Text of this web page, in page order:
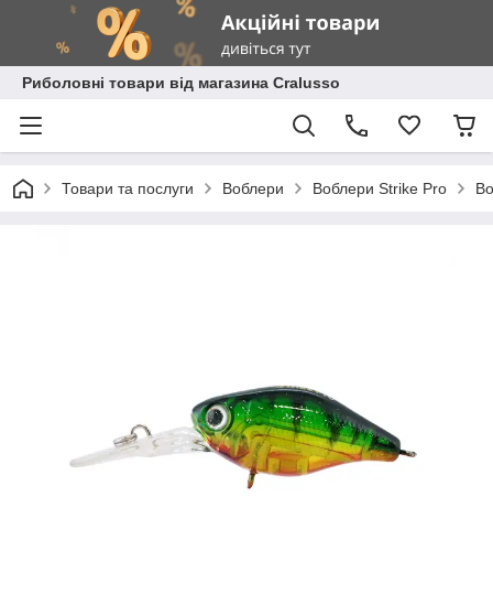
Риболовні товари від магазина Cralusso
Товари та послуги Воблери Воблери Strike Pro